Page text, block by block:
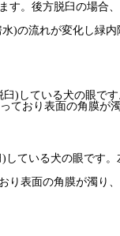
す。後方脱臼の場合
)の流れが変化し緑
ている犬の眼です
り表面の角膜が濁り